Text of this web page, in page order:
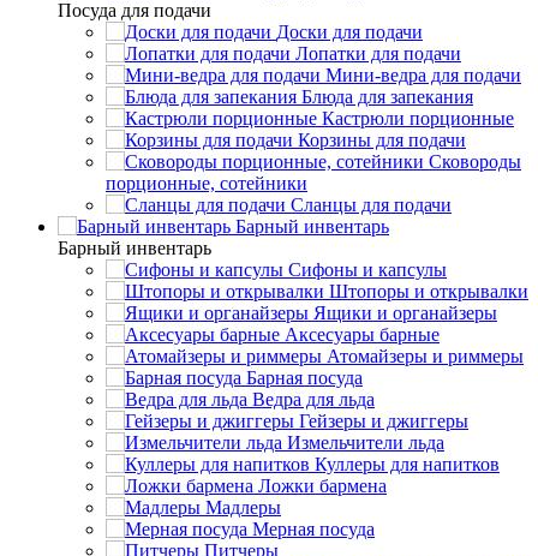
Посуда для подачи
Доски для подачи
Лопатки для подачи
Мини-ведра для подачи
Блюда для запекания
Кастрюли порционные
Корзины для подачи
Сковороды
порционные, сотейники
Сланцы для подачи
Барный инвентарь
Барный инвентарь
Сифоны и капсулы
Штопоры и открывалки
Ящики и органайзеры
Аксесуары барные
Атомайзеры и риммеры
Барная посуда
Ведра для льда
Гейзеры и джиггеры
Измельчители льда
Куллеры для напитков
Ложки бармена
Мадлеры
Мерная посуда
Питчеры